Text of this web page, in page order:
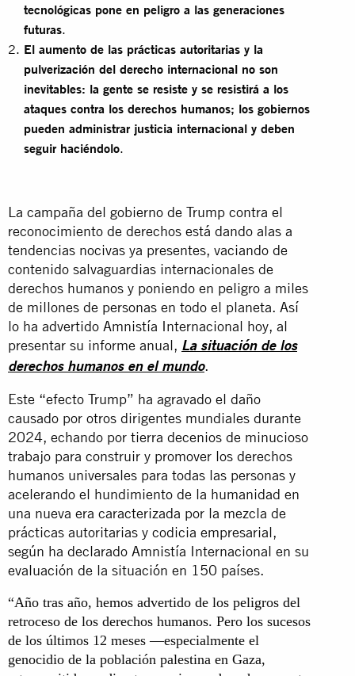
tecnológicas pone en peligro a las generaciones
futuras.
El aumento de las prácticas autoritarias y la
pulverización del derecho internacional no son
inevitables: la gente se resiste y se resistirá a los
ataques contra los derechos humanos; los gobiernos
pueden administrar justicia internacional y deben
seguir haciéndolo.
La campaña del gobierno de Trump contra el
reconocimiento de derechos está dando alas a
tendencias nocivas ya presentes, vaciando de
contenido salvaguardias internacionales de
derechos humanos y poniendo en peligro a miles
de millones de personas en todo el planeta. Así
lo ha advertido Amnistía Internacional hoy, al
presentar su informe anual, La situación de los
derechos humanos en el mundo.
Este “efecto Trump” ha agravado el daño
causado por otros dirigentes mundiales durante
2024, echando por tierra decenios de minucioso
trabajo para construir y promover los derechos
humanos universales para todas las personas y
acelerando el hundimiento de la humanidad en
una nueva era caracterizada por la mezcla de
prácticas autoritarias y codicia empresarial,
según ha declarado Amnistía Internacional en su
evaluación de la situación en 150 países.
“Año tras año, hemos advertido de los peligros del
retroceso de los derechos humanos. Pero los sucesos
de los últimos 12 meses —especialmente el
genocidio de la población palestina en Gaza,